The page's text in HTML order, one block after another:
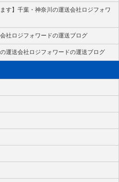
す】千葉・神奈川の運送会社ロジフォワ
社ロジフォワードの運送ブログ
運送会社ロジフォワードの運送ブログ